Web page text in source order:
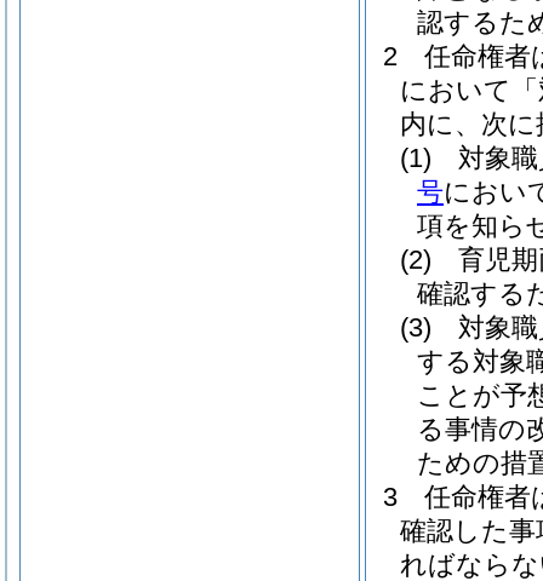
認するた
2
任命権者
において
内に、次
(1)
対象
号におい
項を知ら
(2)
育児
確認する
(3)
対象
する対象
ことが予
る事情の
ための措
3
任命権者
確認した
ればなら